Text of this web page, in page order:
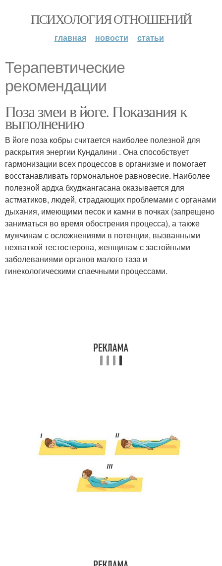
ПСИХОЛОГИЯ ОТНОШЕНИЙ
главная новости статьи
Терапевтические
рекомендации
Поза змеи в йоге. Показания к
выполнению
В йоге поза кобры считается наиболее полезной для
раскрытия энергии Кундалини . Она способствует
гармонизации всех процессов в организме и помогает
восстанавливать гормональное равновесие. Наиболее
полезной ардха бхуджангасана оказывается для
астматиков, людей, страдающих проблемами с органами
дыхания, имеющими песок и камни в почках (запрещено
заниматься во время обострения процесса), а также
мужчинам с осложнениями в потенции, вызванными
нехваткой тестостерона, женщинам с застойными
заболеваниями органов малого таза и
гинекологическими спаечными процессами.